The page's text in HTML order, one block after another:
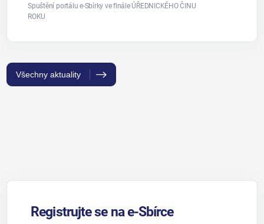
Spuštění portálu e-Sbírky ve finále ÚŘEDNICKÉHO ČINU
ROKU
Všechny aktuality
Registrujte se na e-Sbírce